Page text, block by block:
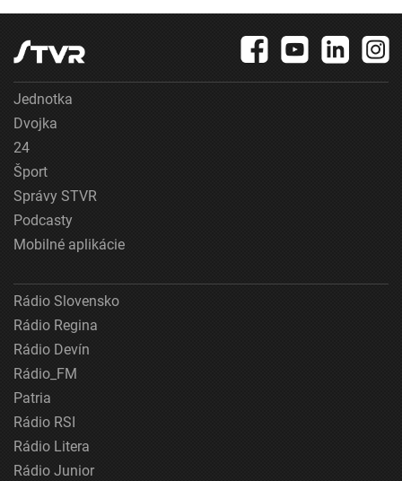
Jednotka
Dvojka
24
Šport
Správy STVR
Podcasty
Mobilné aplikácie
Rádio Slovensko
Rádio Regina
Rádio Devín
Rádio_FM
Patria
Rádio RSI
Rádio Litera
Rádio Junior